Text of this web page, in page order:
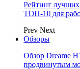
Рейтинг лучших
ТОП-10 для
Prev Next
Обзоры
Обзор Dreame
продвинутым